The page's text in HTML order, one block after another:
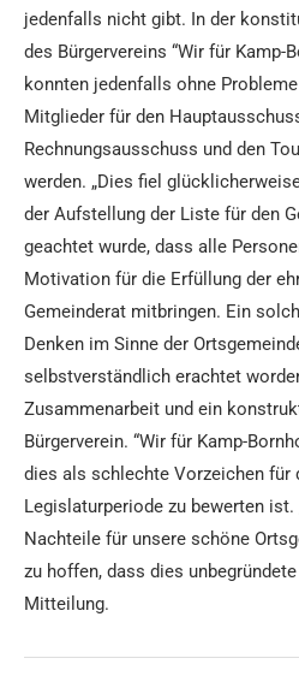
jedenfalls nicht gibt. In der
des Bürgervereins “Wir für Kamp-
konnten jedenfalls ohne
Mitglieder für den
Rechnungsausschuss und den
werden. „Dies fiel
der Aufstellung der Liste für den
geachtet wurde, dass alle
Motivation für die Erfüllung der
Gemeinderat mitbringen. Ein
Denken im Sinne der
selbstverständlich erachtet
Zusammenarbeit und ein
Bürgerverein. “Wir für Kamp-
dies als schlechte Vorzeichen für
Legislaturperiode zu bewerten
Nachteile für unsere schöne
zu hoffen, dass dies
Mitteilung.